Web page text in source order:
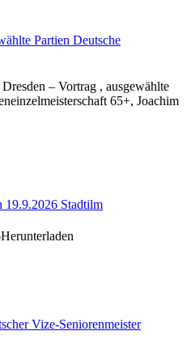
Partien Deutsche
– Vortrag , ausgewählte
65+, Joachim
19.9.2026 Stadtilm
Vize-Seniorenmeister